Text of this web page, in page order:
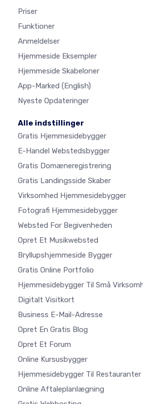
Priser
Funktioner
Anmeldelser
Hjemmeside Eksempler
Hjemmeside Skabeloner
App-Marked (English)
Nyeste Opdateringer
Alle indstillinger
Gratis Hjemmesidebygger
E-Handel Webstedsbygger
Gratis Domæneregistrering
Gratis Landingsside Skaber
Virksomhed Hjemmesidebygger
Fotografi Hjemmesidebygger
Websted For Begivenheden
Opret Et Musikwebsted
Bryllupshjemmeside Bygger
Gratis Online Portfolio
Hjemmesidebygger Til Små
Digitalt Visitkort
Business E-Mail-Adresse
Opret En Gratis Blog
Opret Et Forum
Online Kursusbygger
Hjemmesidebygger Til Restauranter
Online Aftaleplanlægning